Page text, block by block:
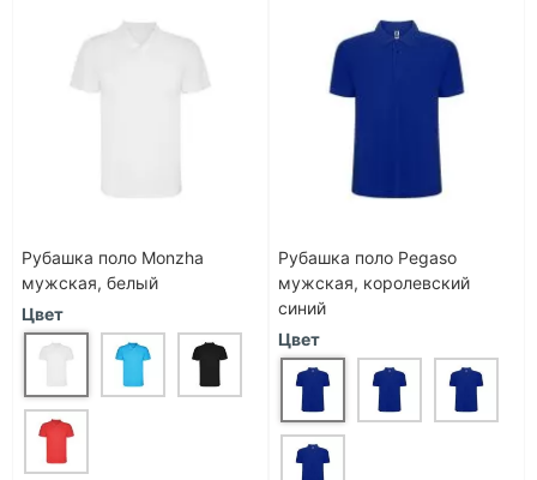
Рубашка поло Monzha
мужская, белый
Цвет
Рубашка поло Pegaso
мужская, королевский
синий
Цвет